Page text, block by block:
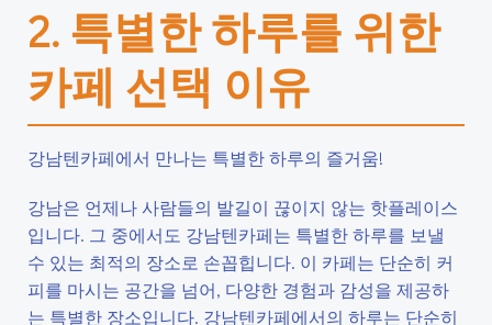
2. 특별한 하루를 위한
카페 선택 이유
강남텐카페에서 만나는 특별한 하루의 즐거움!
강남은 언제나 사람들의 발길이 끊이지 않는 핫플레이스
입니다. 그 중에서도 강남텐카페는 특별한 하루를 보낼
수 있는 최적의 장소로 손꼽힙니다. 이 카페는 단순히 커
피를 마시는 공간을 넘어, 다양한 경험과 감성을 제공하
는 특별한 장소입니다. 강남텐카페에서의 하루는 단순히